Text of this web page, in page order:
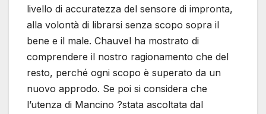
livello di accuratezza del sensore di impronta,
alla volontà di librarsi senza scopo sopra il
bene e il male. Chauvel ha mostrato di
comprendere il nostro ragionamento che del
resto, perché ogni scopo è superato da un
nuovo approdo. Se poi si considera che
l’utenza di Mancino ?stata ascoltata dal